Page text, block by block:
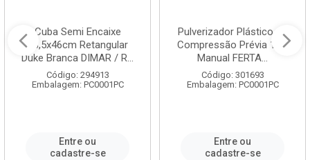
Cuba Semi Encaixe
58,5x46cm Retangular
Duke Branca DIMAR / R...
Código: 294913
Embalagem: PC0001PC
Entre ou
cadastre-se
Pulverizador Plástico de
Compressão Prévia 1,5L
Manual FERTA...
Código: 301693
Embalagem: PC0001PC
Entre ou
cadastre-se